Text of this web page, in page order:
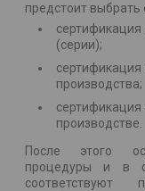
предстоит выбрать
сертификация
(серии);
сертификация
производства;
сертификация
производстве.
После этого
процедуры и в
соответствуют